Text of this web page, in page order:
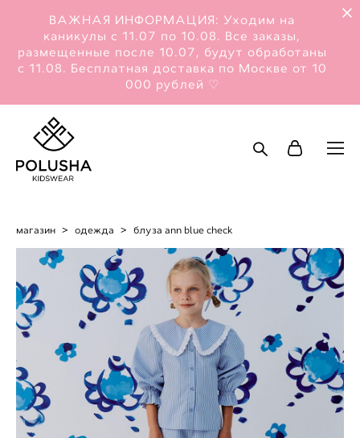
ВАЖНАЯ ИНФОРМАЦИЯ: Уходим на
каникулы с 11.07 по 10.08. Все заказы,
размещенные после 10.07, будут обработаны
с 11.08. Бесплатная доставка по Москве от 10
000 рублей ♡
магазин > одежда > блуза ann blue check